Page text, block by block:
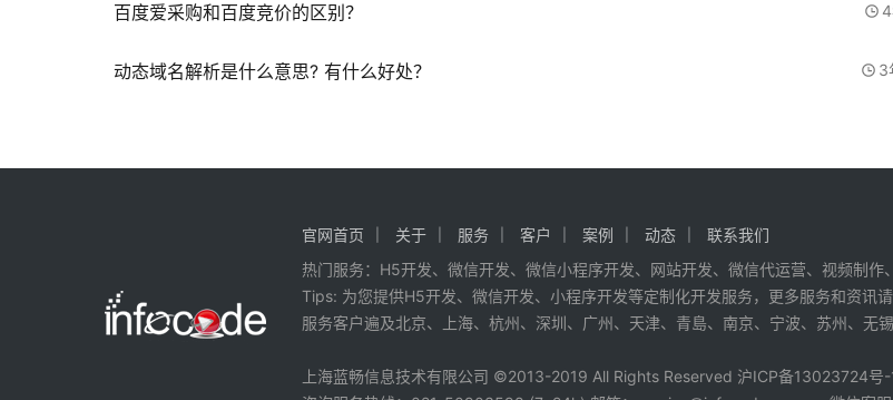
百度爱采购和百度竞价的区别？
动态域名解析是什么意思? 有什么好处？ 3
官网首页 关于 服务 客户 案例 动态
联系我们
热门服务：H5开发、微信开发、微信小程序开发、网站开发、微信代运营、视频制作
Tips: 为您提供H5开发、 微信开发、 小程序开发等定制化开发服务，更多服务和资讯
服务客户遍及北京、 上海、 杭州、 深圳、 广州、 天津、 青島、 南京、 宁波、 苏州、 无锡
上海蓝畅信息技术有限公司 ©2013-2019 All Rights Reserved 沪ICP备13023724号-